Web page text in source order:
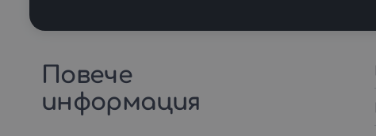
Повече
информация